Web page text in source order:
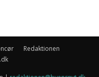
Redaktionen